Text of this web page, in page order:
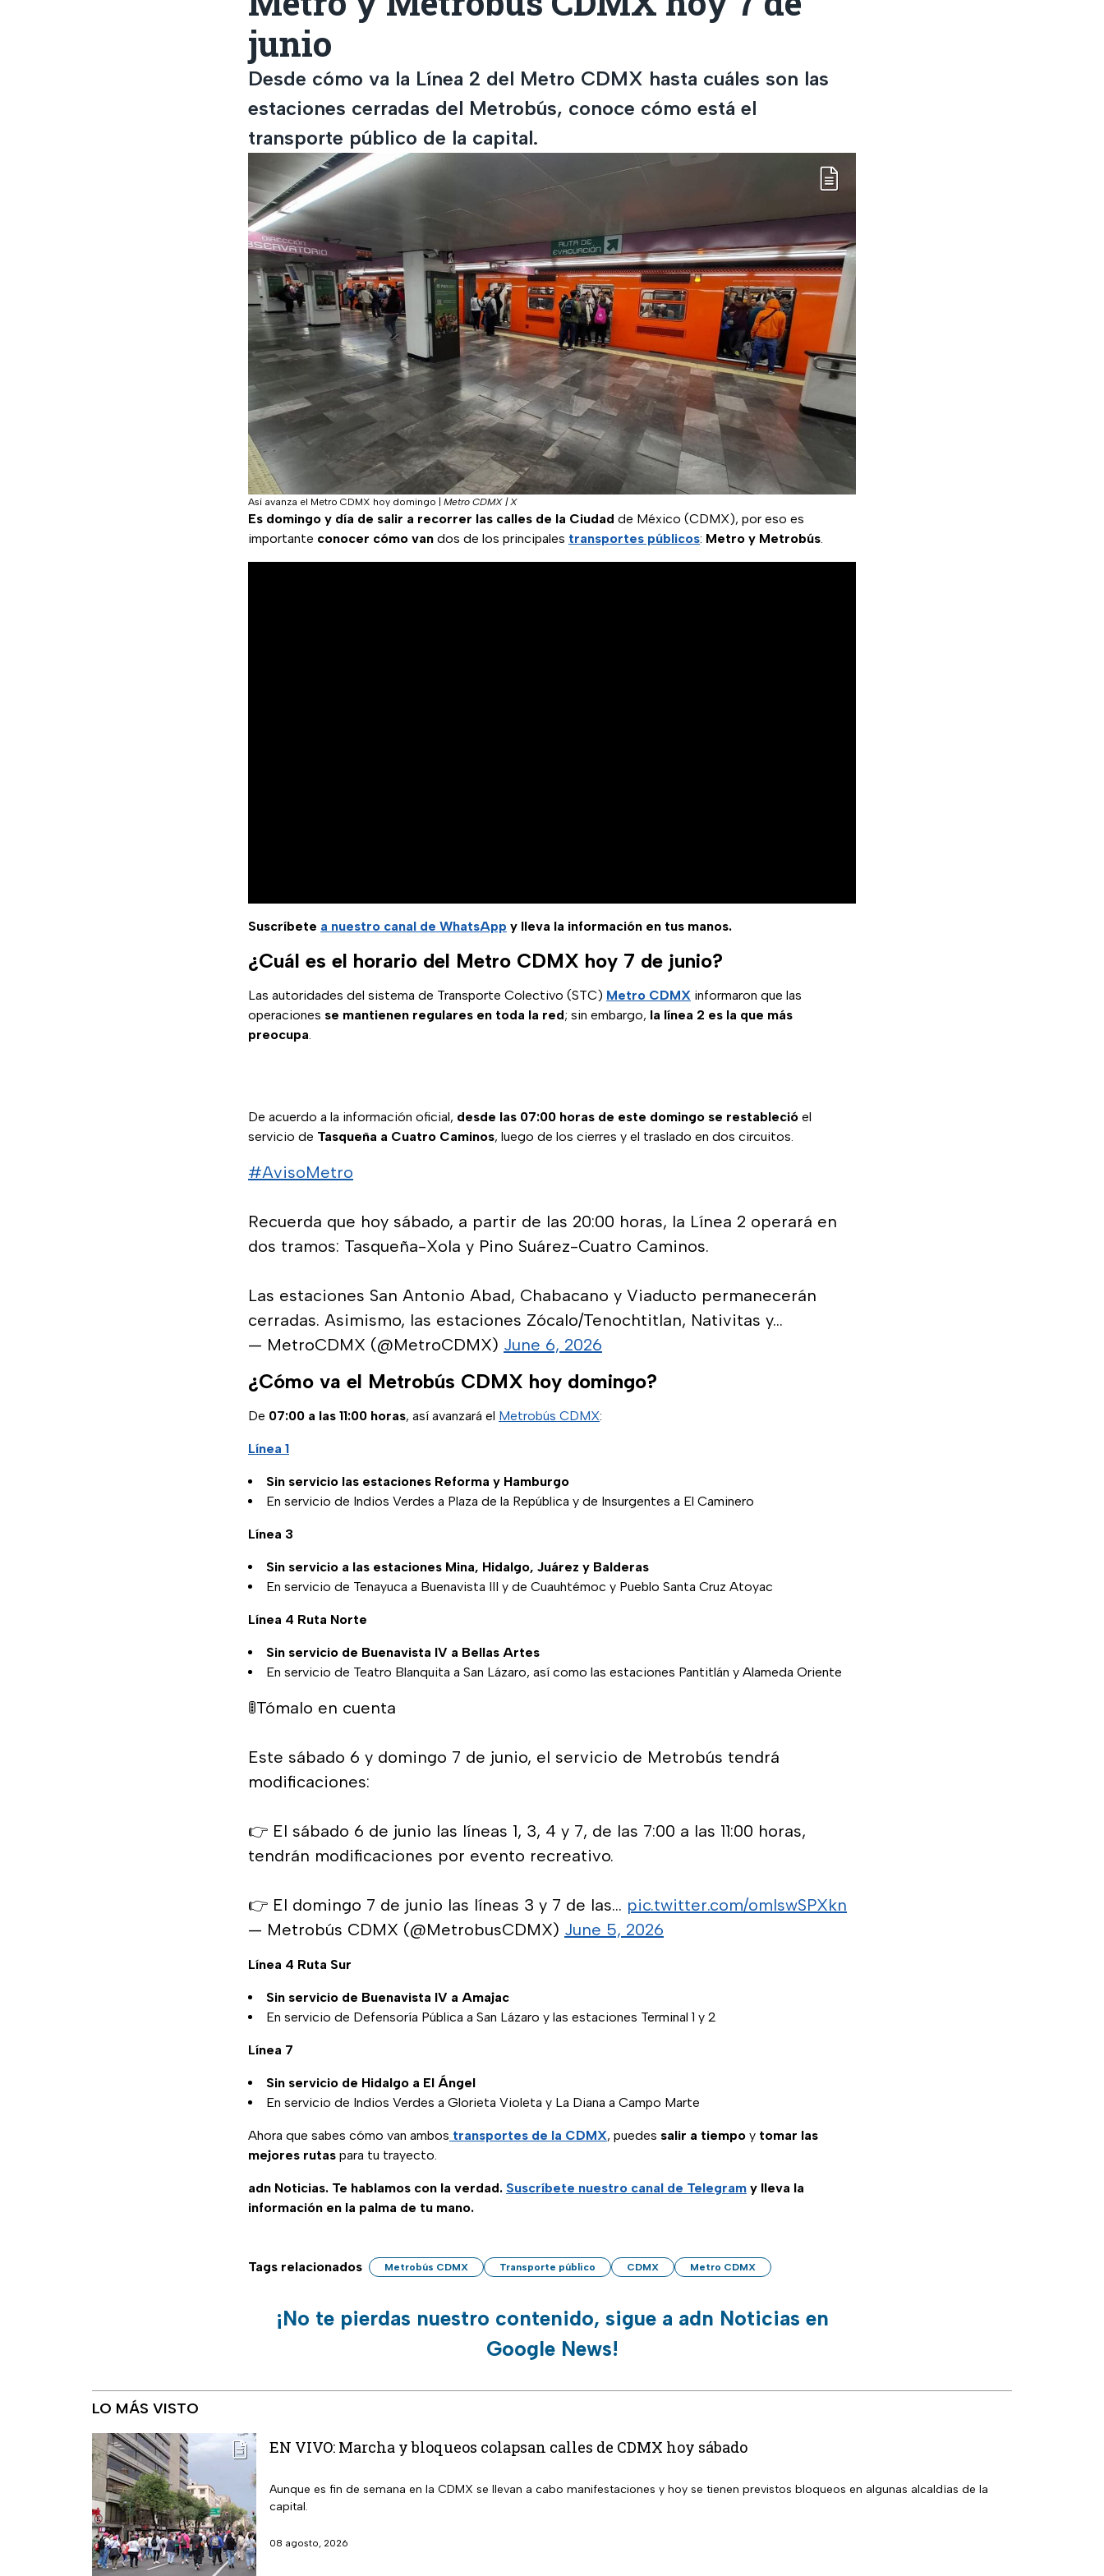
junio
Desde cómo va la Línea 2 del Metro CDMX hasta cuáles son las
estaciones cerradas del Metrobús, conoce cómo está el
transporte público de la capital.
Así avanza el Metro CDMX hoy domingo Metro CDMX | X
Es domingo y día de salir a recorrer las calles de la Ciudad de México (CDMX), por eso es
importante conocer cómo van dos de los principales transportes públicos: Metro y Metrobús.
Suscríbete a nuestro canal de WhatsApp y lleva la información en tus manos.
¿Cuál es el horario del Metro CDMX hoy 7 de junio?
Las autoridades del sistema de Transporte Colectivo (STC) Metro CDMX informaron que las
operaciones se mantienen regulares en toda la red; sin embargo, la línea 2 es la que más
preocupa.
De acuerdo a la información oficial, desde las 07:00 horas de este domingo se restableció el
servicio de Tasqueña a Cuatro Caminos, luego de los cierres y el traslado en dos circuitos.
#AvisoMetro
Recuerda que hoy sábado, a partir de las 20:00 horas, la Línea 2 operará en
dos tramos: Tasqueña-Xola y Pino Suárez-Cuatro Caminos.
Las estaciones San Antonio Abad, Chabacano y Viaducto permanecerán
cerradas. Asimismo, las estaciones Zócalo/Tenochtitlan, Nativitas y…
— MetroCDMX (@MetroCDMX) June 6, 2026
¿Cómo va el Metrobús CDMX hoy domingo?
De 07:00 a las 11:00 horas, así avanzará el Metrobús CDMX:
Línea 1
Sin servicio las estaciones Reforma y Hamburgo
En servicio de Indios Verdes a Plaza de la República y de Insurgentes a El Caminero
Línea 3
Sin servicio a las estaciones Mina, Hidalgo, Juárez y Balderas
En servicio de Tenayuca a Buenavista III y de Cuauhtémoc y Pueblo Santa Cruz Atoyac
Línea 4 Ruta Norte
Sin servicio de Buenavista IV a Bellas Artes
En servicio de Teatro Blanquita a San Lázaro, así como las estaciones Pantitlán y Alameda Oriente
🚦Tómalo en cuenta
Este sábado 6 y domingo 7 de junio, el servicio de Metrobús tendrá
modificaciones:
👉 El sábado 6 de junio las líneas 1, 3, 4 y 7, de las 7:00 a las 11:00 horas,
tendrán modificaciones por evento recreativo.
👉 El domingo 7 de junio las líneas 3 y 7 de las… pic.twitter.com/omlswSPXkn
— Metrobús CDMX (@MetrobusCDMX) June 5, 2026
Línea 4 Ruta Sur
Sin servicio de Buenavista IV a Amajac
En servicio de Defensoría Pública a San Lázaro y las estaciones Terminal 1 y 2
Línea 7
Sin servicio de Hidalgo a El Ángel
En servicio de Indios Verdes a Glorieta Violeta y La Diana a Campo Marte
Ahora que sabes cómo van ambos transportes de la CDMX, puedes salir a tiempo y tomar las
mejores rutas para tu trayecto.
adn Noticias. Te hablamos con la verdad. Suscríbete nuestro canal de Telegram y lleva la
información en la palma de tu mano.
Tags relacionados Metrobús CDMX Transporte público CDMX Metro CDMX
¡No te pierdas nuestro contenido, sigue a adn Noticias en
Google News!
LO MÁS VISTO
EN VIVO: Marcha y bloqueos colapsan calles de CDMX hoy sábado
Aunque es fin de semana en la CDMX se llevan a cabo manifestaciones y hoy se tienen previstos bloqueos en algunas alcaldías de la
capital.
08 agosto, 2026